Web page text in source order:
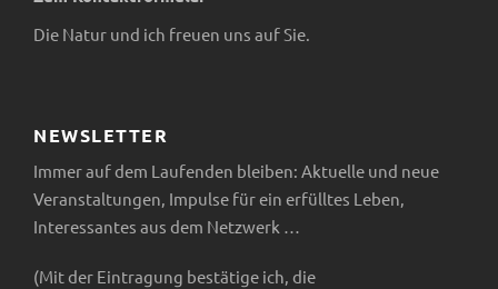
Die Natur und ich freuen uns auf Sie.
NEWSLETTER
Immer auf dem Laufenden bleiben: Aktuelle und neue
Veranstaltungen, Impulse für ein erfülltes Leben,
Interessantes aus dem Netzwerk …
(Mit der Eintragung bestätige ich, die